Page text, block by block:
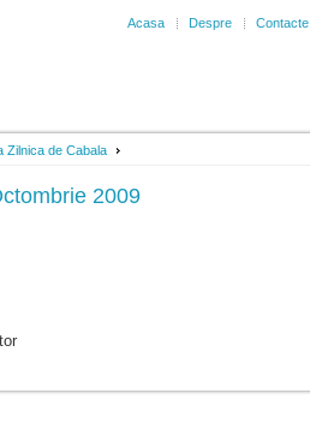
Acasa Despre Contacte
Zilnica de Cabala
2009